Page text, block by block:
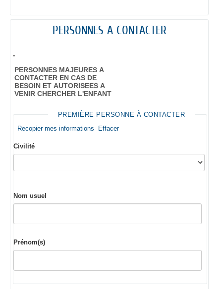
PERSONNES A CONTACTER
-
PERSONNES MAJEURES A
CONTACTER EN CAS DE
BESOIN ET AUTORISEES A
VENIR CHERCHER L'ENFANT
PREMIÈRE PERSONNE À CONTACTER
Recopier mes informations
Effacer
Civilité
Nom usuel
Prénom(s)